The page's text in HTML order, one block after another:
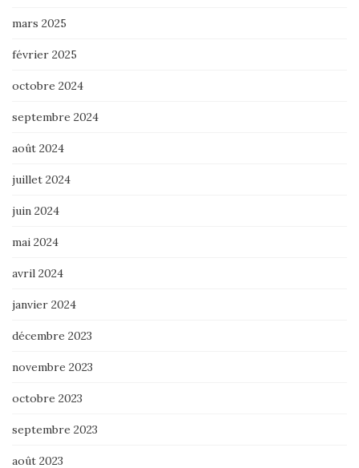
mars 2025
février 2025
octobre 2024
septembre 2024
août 2024
juillet 2024
juin 2024
mai 2024
avril 2024
janvier 2024
décembre 2023
novembre 2023
octobre 2023
septembre 2023
août 2023